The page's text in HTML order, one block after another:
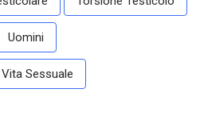
Uomini
Vita Sessuale